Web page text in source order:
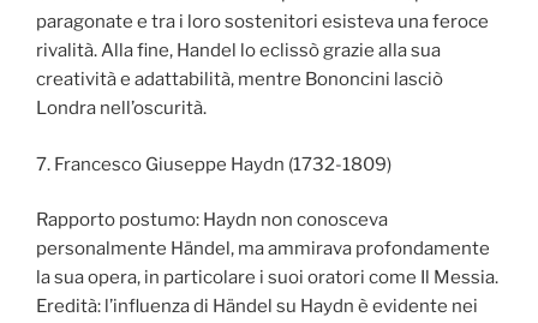
paragonate e tra i loro sostenitori esisteva una feroce
rivalità. Alla fine, Handel lo eclissò grazie alla sua
creatività e adattabilità, mentre Bononcini lasciò
Londra nell’oscurità.
7. Francesco Giuseppe Haydn (1732-1809)
Rapporto postumo: Haydn non conosceva
personalmente Händel, ma ammirava profondamente
la sua opera, in particolare i suoi oratori come Il Messia.
Eredità: l’influenza di Händel su Haydn è evidente nei